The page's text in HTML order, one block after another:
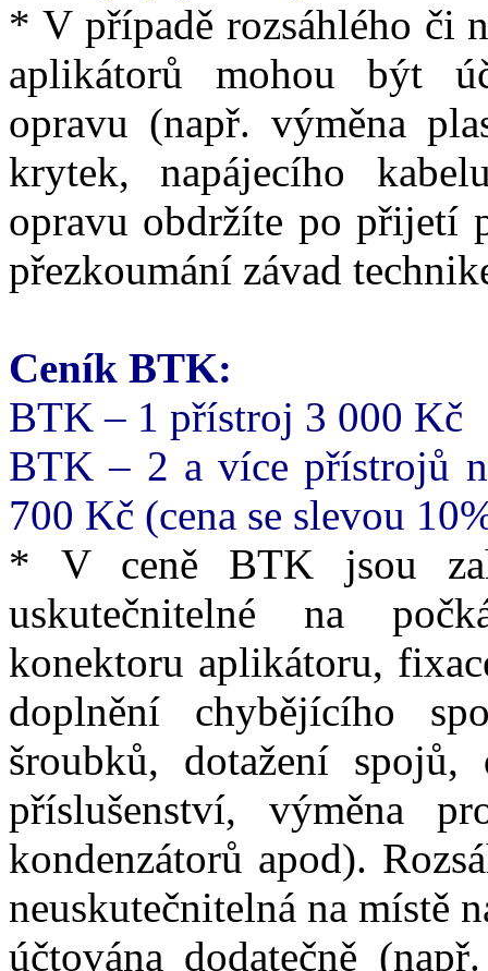
* V případě rozsáhlého či
aplikátorů mohou být
opravu (např. výměna
krytek, napájecího
opravu obdržíte po přijetí
přezkoumání závad
Ceník BTK:
BTK – 1 přístroj 3 000 Kč
BTK – 2 a více přístrojů
700 Kč (cena se slevou
* V ceně BTK jsou
uskutečnitelné na
konektoru aplikátoru,
doplnění chybějícího
šroubků, dotažení
příslušenství, výměna
kondenzátorů apod).
neuskutečnitelná na místě
účtována dodatečně